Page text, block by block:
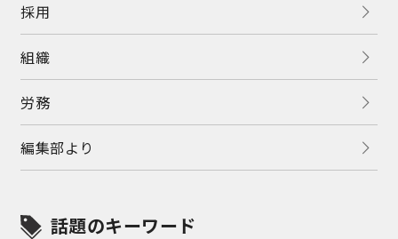
採用
組織
労務
編集部より
話題のキーワード